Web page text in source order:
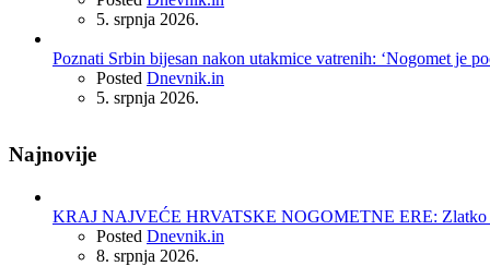
5. srpnja 2026.
Poznati Srbin bijesan nakon utakmice vatrenih: ‘Nogomet je
Posted Dnevnik.in
5. srpnja 2026.
Najnovije
KRAJ NAJVEĆE HRVATSKE NOGOMETNE ERE: Zlatko
Posted Dnevnik.in
8. srpnja 2026.